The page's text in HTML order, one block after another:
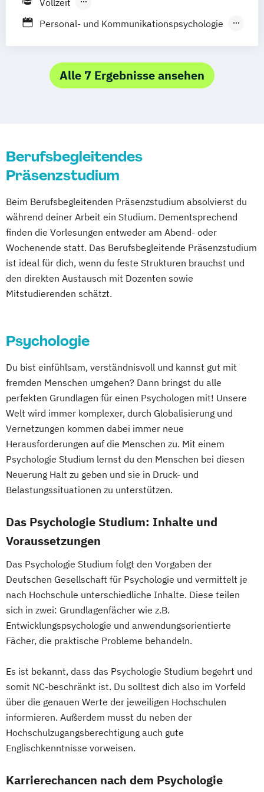
Berufsbegleitendes Präsenzstudium
Personal- und Kommunikationspsychologie
Alle 7 Ergebnisse ansehen
Berufsbegleitendes
Präsenzstudium
Beim Berufsbegleitenden Präsenzstudium absolvierst du
während deiner Arbeit ein Studium. Dementsprechend
finden die Vorlesungen entweder am Abend- oder
Wochenende statt. Das Berufsbegleitende Präsenzstudium
ist ideal für dich, wenn du feste Strukturen brauchst und
den direkten Austausch mit Dozenten sowie
Mitstudierenden schätzt.
Psychologie
Du bist einfühlsam, verständnisvoll und kannst gut mit
fremden Menschen umgehen? Dann bringst du alle
perfekten Grundlagen für einen Psychologen mit! Unsere
Welt wird immer komplexer, durch Globalisierung und
Vernetzungen kommen dabei immer neue
Herausforderungen auf die Menschen zu. Mit einem
Psychologie Studium lernst du den Menschen bei diesen
Neuerung Halt zu geben und sie in Druck- und
Belastungssituationen zu unterstützen.
Das Psychologie Studium: Inhalte und
Voraussetzungen
Das Psychologie Studium folgt den Vorgaben der
Deutschen Gesellschaft für Psychologie und vermittelt je
nach Hochschule unterschiedliche Inhalte. Diese teilen
sich in zwei: Grundlagenfächer wie z.B.
Entwicklungspsychologie und anwendungsorientierte
Fächer, die praktische Probleme behandeln.
Es ist bekannt, dass das Psychologie Studium begehrt und
somit NC-beschränkt ist. Du solltest dich also im Vorfeld
über die genauen Werte der jeweiligen Hochschulen
informieren. Außerdem musst du neben der
Hochschulzugangsberechtigung auch gute
Englischkenntnisse vorweisen.
Karrierechancen nach dem Psychologie